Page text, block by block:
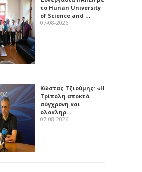
το Hunan University
of Science and …
07-08-2026
Κώστας Τζιούμης: «Η
Τρίπολη αποκτά
σύγχρονη και
ολοκληρ…
07-08-2026